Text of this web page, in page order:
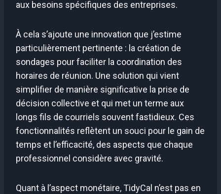
aux besoins spécifiques des entreprises.
À cela s’ajoute une innovation que j’estime
particulièrement pertinente : la création de
sondages pour faciliter la coordination des
horaires de réunion. Une solution qui vient
simplifier de manière significative la prise de
décision collective et qui met un terme aux
longs fils de courriels souvent fastidieux. Ces
fonctionnalités reflètent un souci pour le gain de
temps et l’efficacité, des aspects que chaque
professionnel considère avec gravité.
Quant à l’aspect monétaire, TidyCal n’est pas en